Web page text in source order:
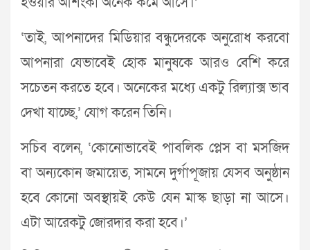
‘তাই, আপনাদের মিডিয়ার বন্ধুদেরকে অনুরোধ করবো
আপনারা যেভাবেই হোক মানুষকে আরও বেশি করে
সচেতন করতে হবে। অনেকের মধ্যে একটু রিল্যাক্স ভাব
দেখা যাচ্ছে,’ যোগ করেন তিনি।
সচিব বলেন, ‘কোনোভাবেই পাবলিক প্লেস বা মসজিদ
বা অন্যকোন জমায়েত, সামনে দুর্গাপূজায় যেসব অনুষ্ঠান
হবে কোনো অবস্থায়ই কেউ যেন মাস্ক ছাড়া না আসে।
এটা আরেকটু জোরদার করা হবে।’